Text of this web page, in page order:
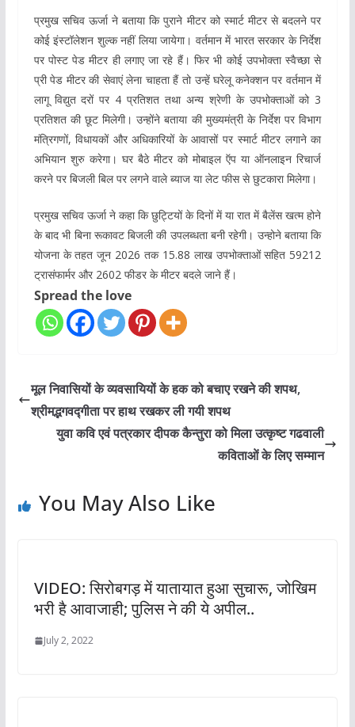
प्रमुख सचिव ऊर्जा ने बताया कि पुराने मीटर को स्मार्ट मीटर से बदलने पर
कोई इंस्टॉलेशन शुल्क नहीं लिया जायेगा। वर्तमान में भारत सरकार के निर्देश
पर पोस्ट पेड मीटर ही लगाए जा रहे हैं। फिर भी कोई उपभोक्ता स्वैच्छा से
प्री पेड मीटर की सेवाएं लेना चाहता हैं तो उन्हें घरेलू कनेक्शन पर वर्तमान में
लागू विद्युत दरों पर 4 प्रतिशत तथा अन्य श्रेणी के उपभोक्ताओं को 3
प्रतिशत की छूट मिलेगी। उन्होंने बताया की मुख्यमंत्री के निर्देश पर विभाग
मंत्रिगणों, विधायकों और अधिकारियों के आवासों पर स्मार्ट मीटर लगाने का
अभियान शुरु करेगा। घर बैठे मीटर को मोबाइल ऍप या ऑनलाइन रिचार्ज
करने पर बिजली बिल पर लगने वाले ब्याज या लेट फीस से छुटकारा मिलेगा।
प्रमुख सचिव ऊर्जा ने कहा कि छुट्टियों के दिनों में या रात में बैलेंस खत्म होने
के बाद भी बिना रूकावट बिजली की उपलब्धता बनी रहेगी। उन्होने बताया कि
योजना के तहत जून 2026 तक 15.88 लाख उपभोक्ताओं सहित 59212
ट्रासंफार्मर और 2602 फीडर के मीटर बदले जाने हैं।
Spread the love
मूल निवासियों के व्यवसायियों के हक को बचाए रखने की शपथ,
श्रीमद्भगवद्गीता पर हाथ रखकर ली गयी शपथ
युवा कवि एवं पत्रकार दीपक कैन्तुरा को मिला उत्कृष्ट गढवाली
कविताओं के लिए सम्मान
You May Also Like
VIDEO: सिरोबगड़ में यातायात हुआ सुचारू, जोखिम
भरी है आवाजाही; पुलिस ने की ये अपील..
July 2, 2022